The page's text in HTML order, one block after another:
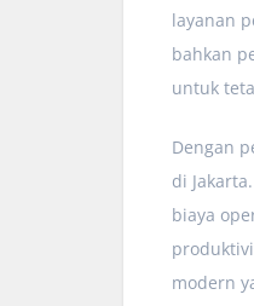
layanan
bahkan
untuk
Dengan
di
biaya
modern